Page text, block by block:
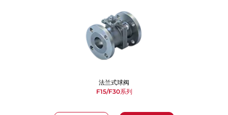
法兰式球阀
F15/F30系列